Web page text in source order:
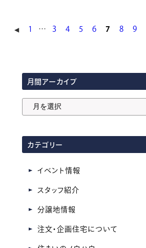
◀︎ 1 … 3 4 5 6 7 8 9
月間アーカイブ
ア
ー
カ
イ
カテゴリー
イベント情報
スタッフ紹介
分譲地情報
注文・企画住宅について